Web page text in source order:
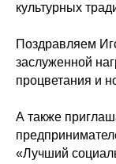
культурных
Поздравляем
заслуженной
процветания и
А также
«Лучший